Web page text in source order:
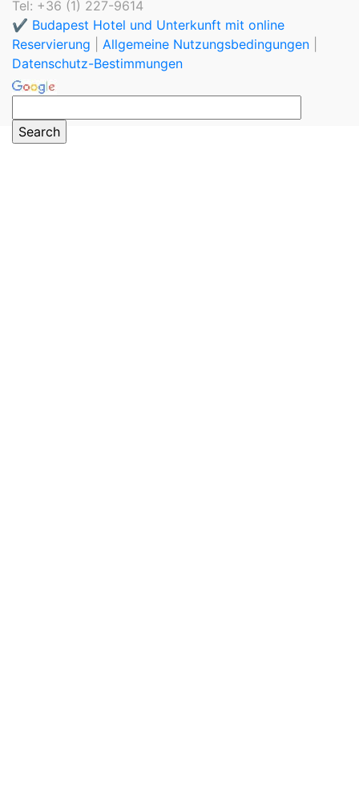
Tel: +36 (1) 227-9614
✔️ Budapest Hotel und Unterkunft mit online
Reservierung
Allgemeine Nutzungsbedingungen
Datenschutz-Bestimmungen